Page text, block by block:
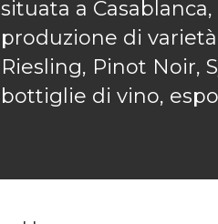
situata a
produzione di
Riesling, Pinot Noir,
bottiglie di vino,